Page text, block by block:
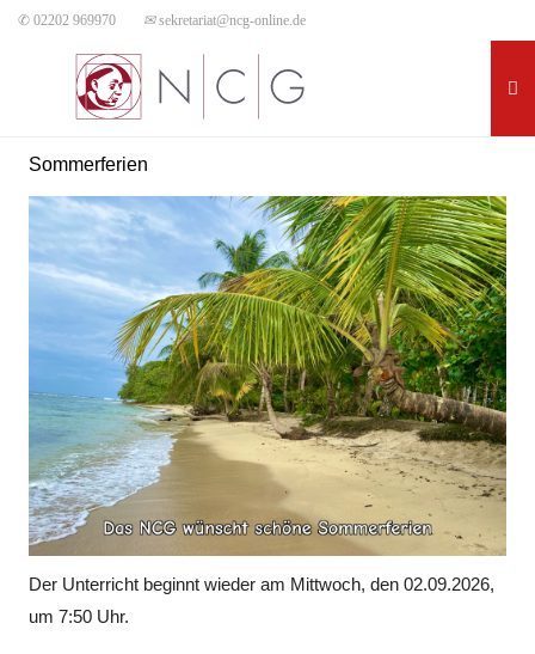
✆ 02202 969970 ✉sekretariat@ncg-online.de
Sommerferien
Der Unterricht beginnt wieder am Mittwoch, den 02.09.2026,
um 7:50 Uhr.